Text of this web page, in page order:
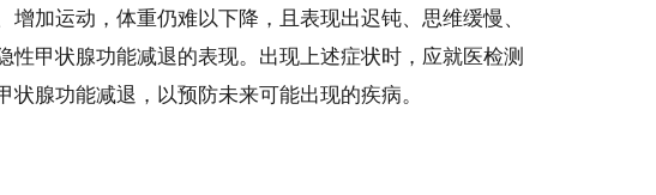
加运动，体重仍难以下降，且表现出迟钝、思维缓慢、
性甲状腺功能减退的表现。出现上述症状时，应就医检测
腺功能减退，以预防未来可能出现的疾病。